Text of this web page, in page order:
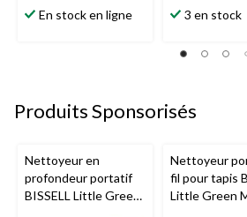
En stock en ligne 3 en stock
Produits Sponsorisés
Nettoyeur en
profondeur portatif
BISSELL Little Green
Nettoyeur
fil pour tapis
Little Green